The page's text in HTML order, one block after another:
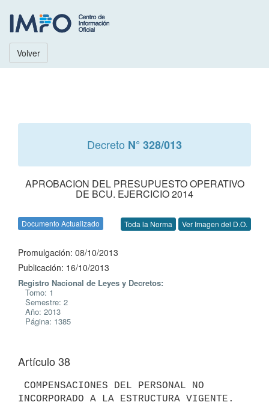
Volver
Decreto N° 328/013
APROBACION DEL PRESUPUESTO OPERATIVO
DE BCU. EJERCICIO 2014
Documento Actualizado Toda la Norma Ver Imagen del D.O.
Promulgación: 08/10/2013
Publicación: 16/10/2013
Registro Nacional de Leyes y Decretos:
Tomo: 1
Semestre: 2
Año: 2013
Página: 1385
Artículo 38
INCORPORADO A LA ESTRUCTURA VIGENTE.